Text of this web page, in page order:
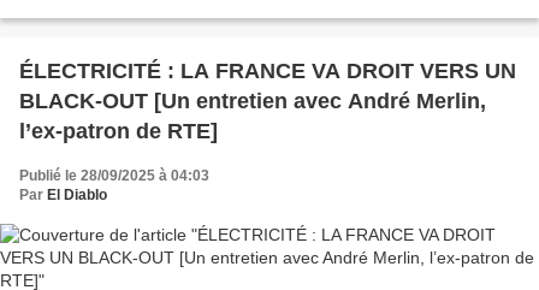
ÉLECTRICITÉ : LA FRANCE VA DROIT VERS UN
BLACK-OUT [Un entretien avec André Merlin,
l’ex-patron de RTE]
Publié le 28/09/2025 à 04:03
Par El Diablo